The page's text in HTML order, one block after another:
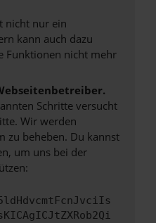
nicht nur ein
kann auch dazu
Funktionen nicht mehr
Schritte versucht
Wir werden
zu beheben. Du kannst
um uns bei der